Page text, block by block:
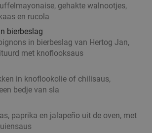
gehakte walnootjes,
en rucola
bierbeslag
in bierbeslag van Hertog Jan,
met knoflooksaus
in knoflookolie of chilisaus,
bedje van sla
paprika en jalapeño uit de oven, met